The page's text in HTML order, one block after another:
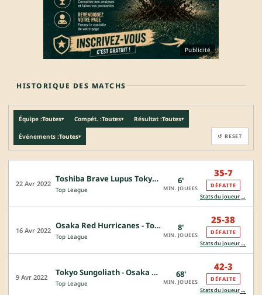
Publicité
HISTORIQUE DES MATCHS
Équipe :Toutes▾ Compét. :Toutes▾ Résultat :Toutes▾
Événements :Toutes▾ ↺ RESET
22 Avr 2022 Toshiba Brave Lupus Tokyo - Osaka Red Hurricanes
Top League
6'
MIN. JOUEES
35-7
DÉFAITE
Stats du joueur→
16 Avr 2022 Osaka Red Hurricanes - Toyota Verblitz
Top League
8'
MIN. JOUEES
25-38
DÉFAITE
Stats du joueur→
9 Avr 2022 Tokyo Sungoliath - Osaka Red Hurricanes
Top League
68'
MIN. JOUEES
42-3
DÉFAITE
Stats du joueur→